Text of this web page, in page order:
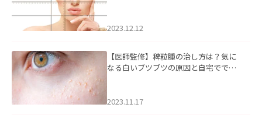
2023.12.12
【医師監修】稗粒腫の治し方は？気に
なる白いブツブツの原因と自宅ででき
2023.11.17